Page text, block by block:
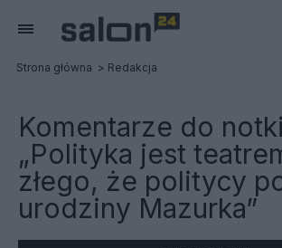
Strona główna Redakcja
Komentarze do
„Polityka jest
złego, że politycy
urodziny Mazurka”